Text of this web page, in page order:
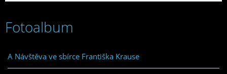
Fotoalbum
A Návštěva ve sbírce Františka Krause